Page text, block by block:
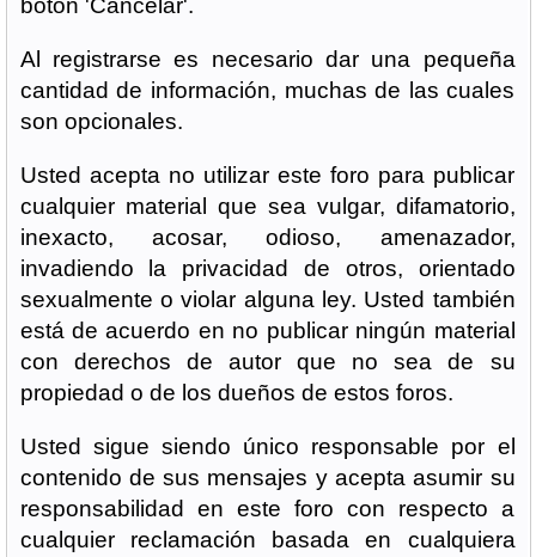
botón 'Cancelar'.
Al registrarse es necesario dar una pequeña
cantidad de información, muchas de las cuales
son opcionales.
Usted acepta no utilizar este foro para publicar
cualquier material que sea vulgar, difamatorio,
inexacto, acosar, odioso, amenazador,
invadiendo la privacidad de otros, orientado
sexualmente o violar alguna ley. Usted también
está de acuerdo en no publicar ningún material
con derechos de autor que no sea de su
propiedad o de los dueños de estos foros.
Usted sigue siendo único responsable por el
contenido de sus mensajes y acepta asumir su
responsabilidad en este foro con respecto a
cualquier reclamación basada en cualquiera